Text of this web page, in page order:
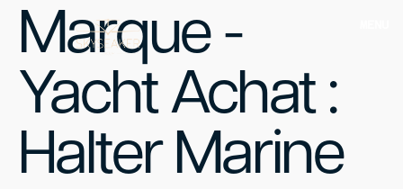
Marque -
Yacht Achat :
Halter Marine